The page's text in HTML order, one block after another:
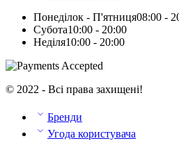
Понеділок - П'ятниця08:00 -
Субота10:00 - 20:00
Неділя10:00 - 20:00
© 2022 - Всі права захищені!
Бренди
Угода користувача